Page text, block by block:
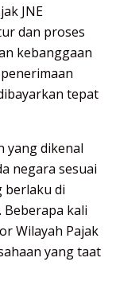
JNE
dan proses
kebanggaan
tepat
yang dikenal
negara sesuai
berlaku di
kali
Wilayah Pajak
yang taat